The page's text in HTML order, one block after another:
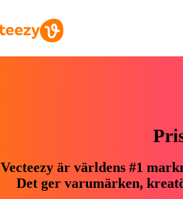
Vecteezy är världens #1
Det ger varumärken,